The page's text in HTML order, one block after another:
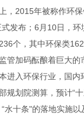
，2015年被称作环
发布；6月10日，
个，其中环保类162
管加码酝酿着巨大
进入环保行业，国内
规划院测算，预计“
水十条"的落地实施